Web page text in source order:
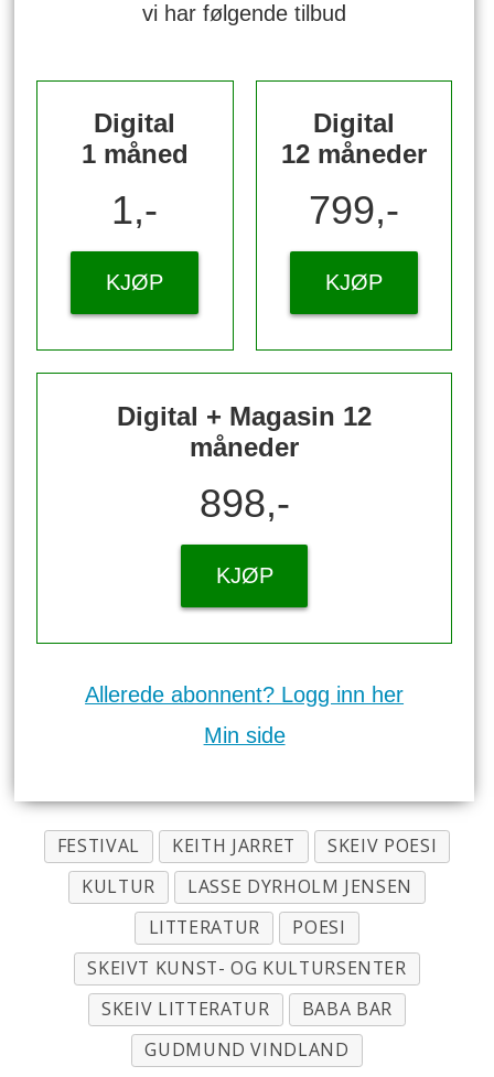
vi har følgende tilbud
Digital
1 måned
1,-
KJØP
Digital
12 måneder
799,-
KJØP
Digital + Magasin 12
måneder
898,-
KJØP
Allerede abonnent? Logg inn her
Min side
FESTIVAL KEITH JARRET
SKEIV POESI
KULTUR
LASSE DYRHOLM JENSEN
LITTERATUR
POESI
SKEIVT KUNST- OG KULTURSENTER
SKEIV LITTERATUR
BABA BAR
GUDMUND VINDLAND